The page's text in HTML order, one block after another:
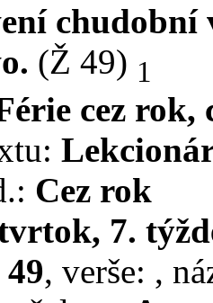
chudobní
(Ž 49) 1
cez
Cez rok
7.
, verše: ,